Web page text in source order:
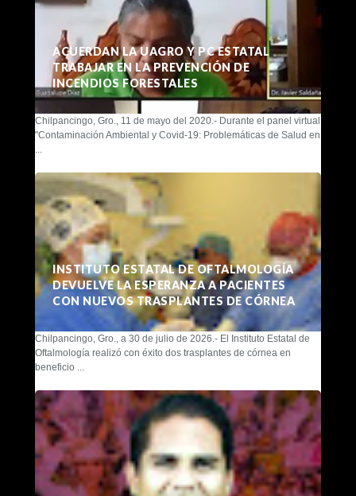
ACUERDAN LA UAGRO Y PC ESTATAL
TRABAJAR EN LA PREVENCIÓN DE
INCENDIOS FORESTALES
Chilpancingo, Gro., 11 de mayo del 2020.- Durante el panel virtual
"Contaminación Ambiental y Covid-19: Problemáticas de Salud en
...
INSTITUTO ESTATAL DE OFTALMOLOGÍA
DEVUELVE LA ESPERANZA A PACIENTES
CON NUEVOS TRASPLANTES DE CÓRNEA
Chilpancingo, Gro., a 30 de julio de 2026.- El Instituto Estatal de
Oftalmología realizó con éxito dos trasplantes de córnea en
beneficio ...